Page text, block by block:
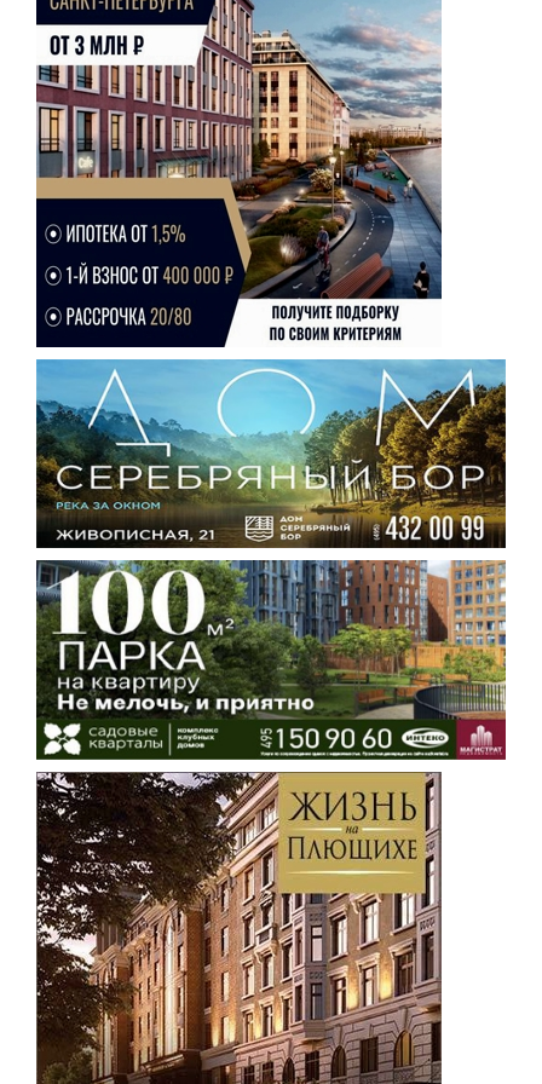
Красноярский край
Крым
Курганская область
Курская область
Ленинградская область
Липецкая область
Магаданская область
Марий Эл
Мордовия
Московская область
Мурманская область
Ненецкий АО
Нижегородская область
Новгородская область
Новосибирская область
Омская область
Оренбургская область
Орловская область
Пензенская область
Пермский край
Приморский край